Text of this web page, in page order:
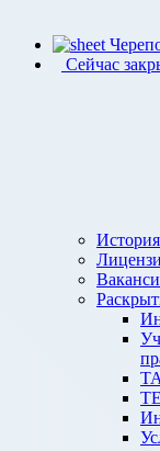
Сейчас